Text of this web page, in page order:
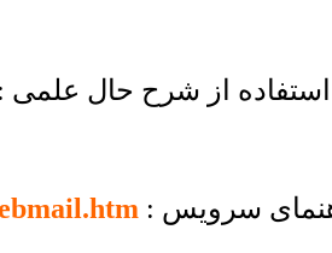
از شرح حال علمی